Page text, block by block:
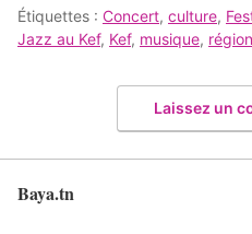
Étiquettes : Concert, culture,
Jazz au Kef, Kef, musique, région
Laissez un
Baya.tn